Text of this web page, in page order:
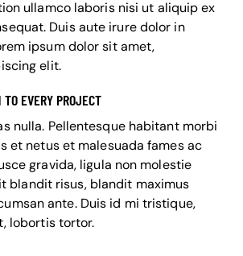
ullamco laboris nisi ut aliquip ex
Duis aute irure dolor in
ipsum dolor sit amet,
elit.
TO EVERY PROJECT
nulla. Pellentesque habitant morbi
et netus et malesuada fames ac
gravida, ligula non molestie
blandit risus, blandit maximus
ante. Duis id mi tristique,
lobortis tortor.